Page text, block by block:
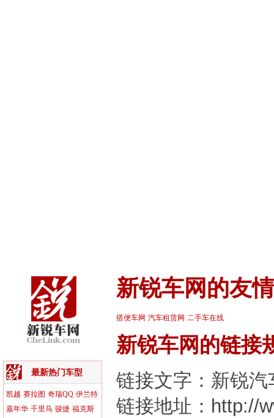
新锐车网的友
搭便车网 汽车租赁网 二手车在线
新锐车网的链接
链接文字：新锐汽
链接地址：http://
最新热门车型
凯越 赛拉图 奇瑞QQ 伊兰特
嘉年华 千里马 骏捷 福克斯